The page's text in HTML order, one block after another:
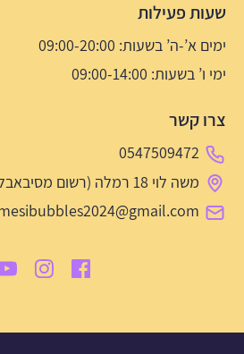
שעות פעילות
ימים א’-ה’ בשעות: 09:00-20:00
ימי ו’ בשעות: 09:00-14:00
צרו קשר
0547509472
משה לוי 18 רמלה (רשום מסיבאבלס על השלט בחנות)